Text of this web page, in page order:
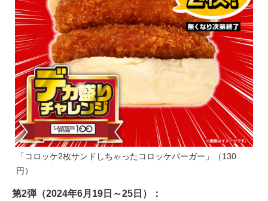
「コロッケ2枚サンドしちゃったコロッケバーガー」（130
円）
第2弾（2024年6月19日～25日）：